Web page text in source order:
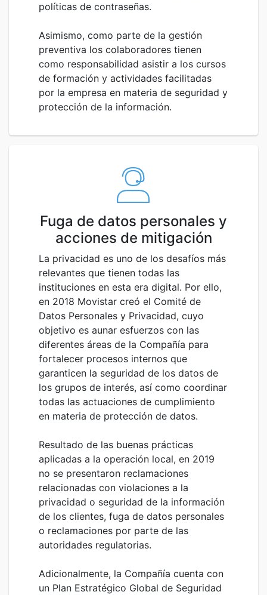
políticas de contraseñas.
Asimismo, como parte de la gestión
preventiva los colaboradores tienen
como responsabilidad asistir a los cursos
de formación y actividades facilitadas
por la empresa en materia de seguridad y
protección de la información.
Fuga de datos personales y
acciones de mitigación
La privacidad es uno de los desafíos más
relevantes que tienen todas las
instituciones en esta era digital. Por ello,
en 2018 Movistar creó el Comité de
Datos Personales y Privacidad, cuyo
objetivo es aunar esfuerzos con las
diferentes áreas de la Compañía para
fortalecer procesos internos que
garanticen la seguridad de los datos de
los grupos de interés, así como coordinar
todas las actuaciones de cumplimiento
en materia de protección de datos.
Resultado de las buenas prácticas
aplicadas a la operación local, en 2019
no se presentaron reclamaciones
relacionadas con violaciones a la
privacidad o seguridad de la información
de los clientes, fuga de datos personales
o reclamaciones por parte de las
autoridades regulatorias.
Adicionalmente, la Compañía cuenta con
un Plan Estratégico Global de Seguridad